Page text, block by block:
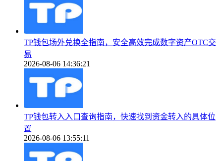
TP钱包场外兑换全指南，安全高效完成数字资产OTC交
易
2026-08-06 14:36:21
TP钱包转入入口查询指南，快速找到资金转入的具体位
置
2026-08-06 13:55:11